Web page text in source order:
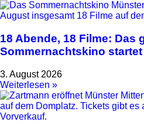
18 Abende, 18 Filme: Das
Sommernachtskino
3. August 2026
Weiterlesen »